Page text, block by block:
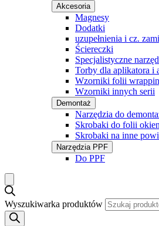
Akcesoria
Magnesy
Dodatki
uzupełnienia i cz.
Ściereczki
Specjalistyczne
Torby dla aplikatora i
Wzorniki folii
Wzorniki innych serii
Demontaż
Narzędzia do
Skrobaki do folii
Skrobaki na inne
Narzędzia PPF
Do PPF
Wyszukiwarka produktów